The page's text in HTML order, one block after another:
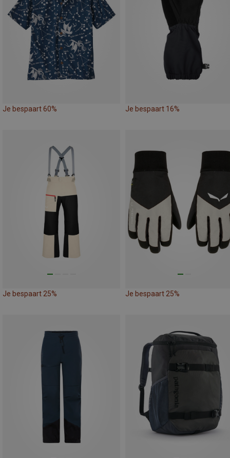
Je bespaart 60% Je bespaart 16%
Je bespaart 25% Je bespaart 25%